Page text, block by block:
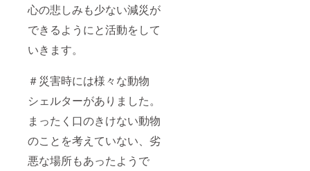
心の悲しみも少ない減災が
できるようにと活動をして
いきます。
＃災害時には様々な動物
シェルターがありました。
まったく口のきけない動物
のことを考えていない、劣
悪な場所もあったようで